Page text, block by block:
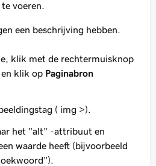
voeren.
een beschrijving hebben.
klik met de rechtermuisknop
klik op Paginabron
( img >).
het "alt" -attribuut en
waarde heeft (bijvoorbeeld